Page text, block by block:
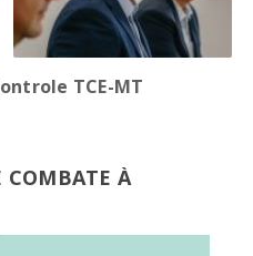
TCE-MT
COMBATE À